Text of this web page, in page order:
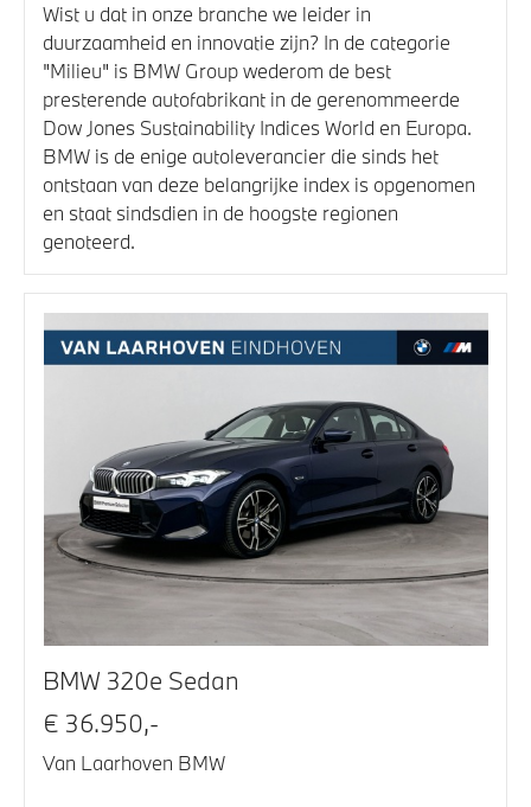
Wist u dat in onze branche we leider in
duurzaamheid en innovatie zijn? In de categorie
"Milieu" is BMW Group wederom de best
presterende autofabrikant in de gerenommeerde
Dow Jones Sustainability Indices World en Europa.
BMW is de enige autoleverancier die sinds het
ontstaan van deze belangrijke index is opgenomen
en staat sindsdien in de hoogste regionen
genoteerd.
BMW 320e Sedan
€ 36.950,-
Van Laarhoven BMW